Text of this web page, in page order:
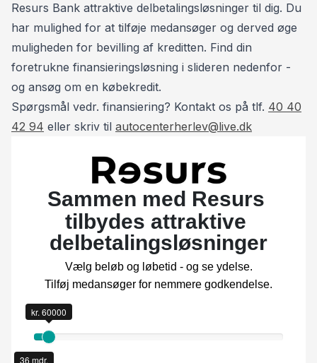
Kontakt:
📞 Tommy: 40 40 42 94
📞 Henrik: 93 10 75 10
Resurs Bank attraktive delbetalingsløsninger til dig. Du
har mulighed for at tilføje medansøger og derved øge
muligheden for bevilling af kreditten. Find din
foretrukne finansieringsløsning i slideren nedenfor -
og ansøg om en købekredit.
Spørgsmål vedr. finansiering? Kontakt os på tlf. 40 40
42 94 eller skriv til autocenterherlev@live.dk